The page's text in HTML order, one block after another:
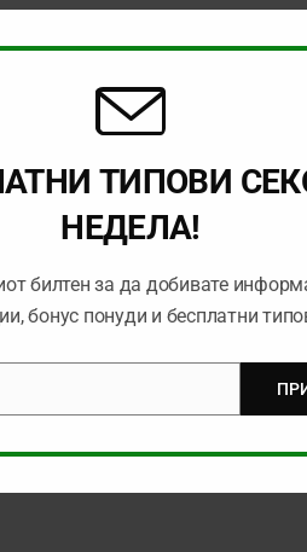
NEXT
ТИПОВИ
НЕДЕЛА!
билтен за да добивате
бонус понуди и бесплатни